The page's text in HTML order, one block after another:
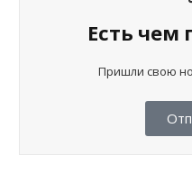
Есть чем
Пришли свою